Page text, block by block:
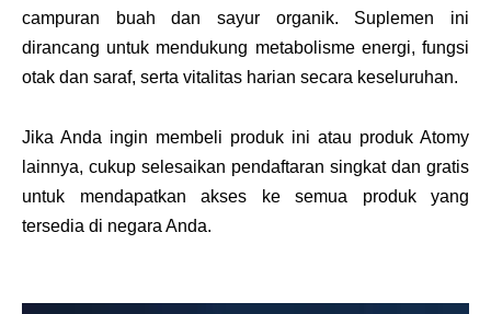
campuran buah dan sayur organik. Suplemen ini
dirancang untuk mendukung metabolisme energi, fungsi
otak dan saraf, serta vitalitas harian secara keseluruhan.
Jika Anda ingin membeli produk ini atau produk Atomy
lainnya, cukup selesaikan pendaftaran singkat dan gratis
untuk mendapatkan akses ke semua produk yang
tersedia di negara Anda.